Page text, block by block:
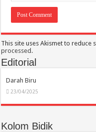
This site uses Akismet to reduce
processed.
Editorial
Darah Biru
23/04/2025
Kolom Bidik